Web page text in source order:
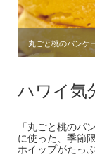
丸ごと桃のパンケ
ハワイ気
「丸ごと桃のパ
に使った、季節
ホイップがたっ